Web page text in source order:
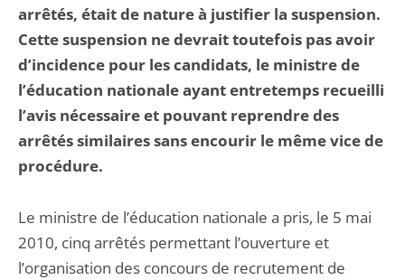
arrêtés, était de nature à justifier la suspension.
Cette suspension ne devrait toutefois pas avoir
d’incidence pour les candidats, le ministre de
l’éducation nationale ayant entretemps recueilli
l’avis nécessaire et pouvant reprendre des
arrêtés similaires sans encourir le même vice de
procédure.
Le ministre de l’éducation nationale a pris, le 5 mai
2010, cinq arrêtés permettant l’ouverture et
l’organisation des concours de recrutement de